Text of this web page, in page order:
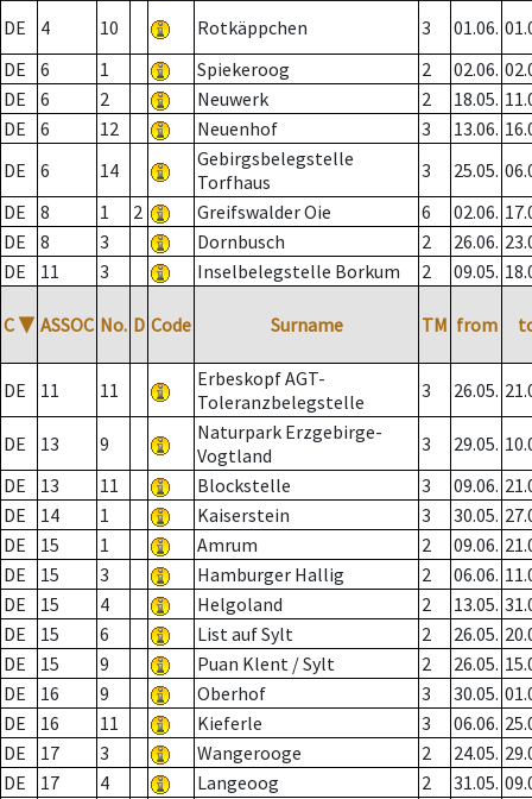
DE
4 10 Rotkäppchen 3 01.06.
DE
6 1 Spiekeroog 2 02.06.
DE
6 2 Neuwerk 2 18.05.
DE
6 12 Neuenhof 3 13.06.
DE
6 14
Gebirgsbelegstelle
Torfhaus
3 25.05.
DE
8 1 2 Greifswalder Oie 6 02.06.
DE
8 3 Dornbusch 2 26.06.
DE
11 3 Inselbelegstelle Borkum 2 09.05.
C ▼ ASSOC No. D Code Surname TM from
DE 11 11
Erbeskopf AGT-
Toleranzbelegstelle
3 26.05.
DE 13 9
Naturpark Erzgebirge-
Vogtland
3 29.05.
DE
13 11 Blockstelle 3 09.06.
DE
14 1 Kaiserstein 3 30.05.
DE
15 1 Amrum 2 09.06.
DE
15 3 Hamburger Hallig 2 06.06.
DE
15 4 Helgoland 2 13.05.
DE
15 6 List auf Sylt 2 26.05.
DE
15 9 Puan Klent / Sylt 2 26.05.
DE
16 9 Oberhof 3 30.05.
DE
16 11 Kieferle 3 06.06.
DE
17 3 Wangerooge 2 24.05.
DE
17 4 Langeoog 2 31.05.